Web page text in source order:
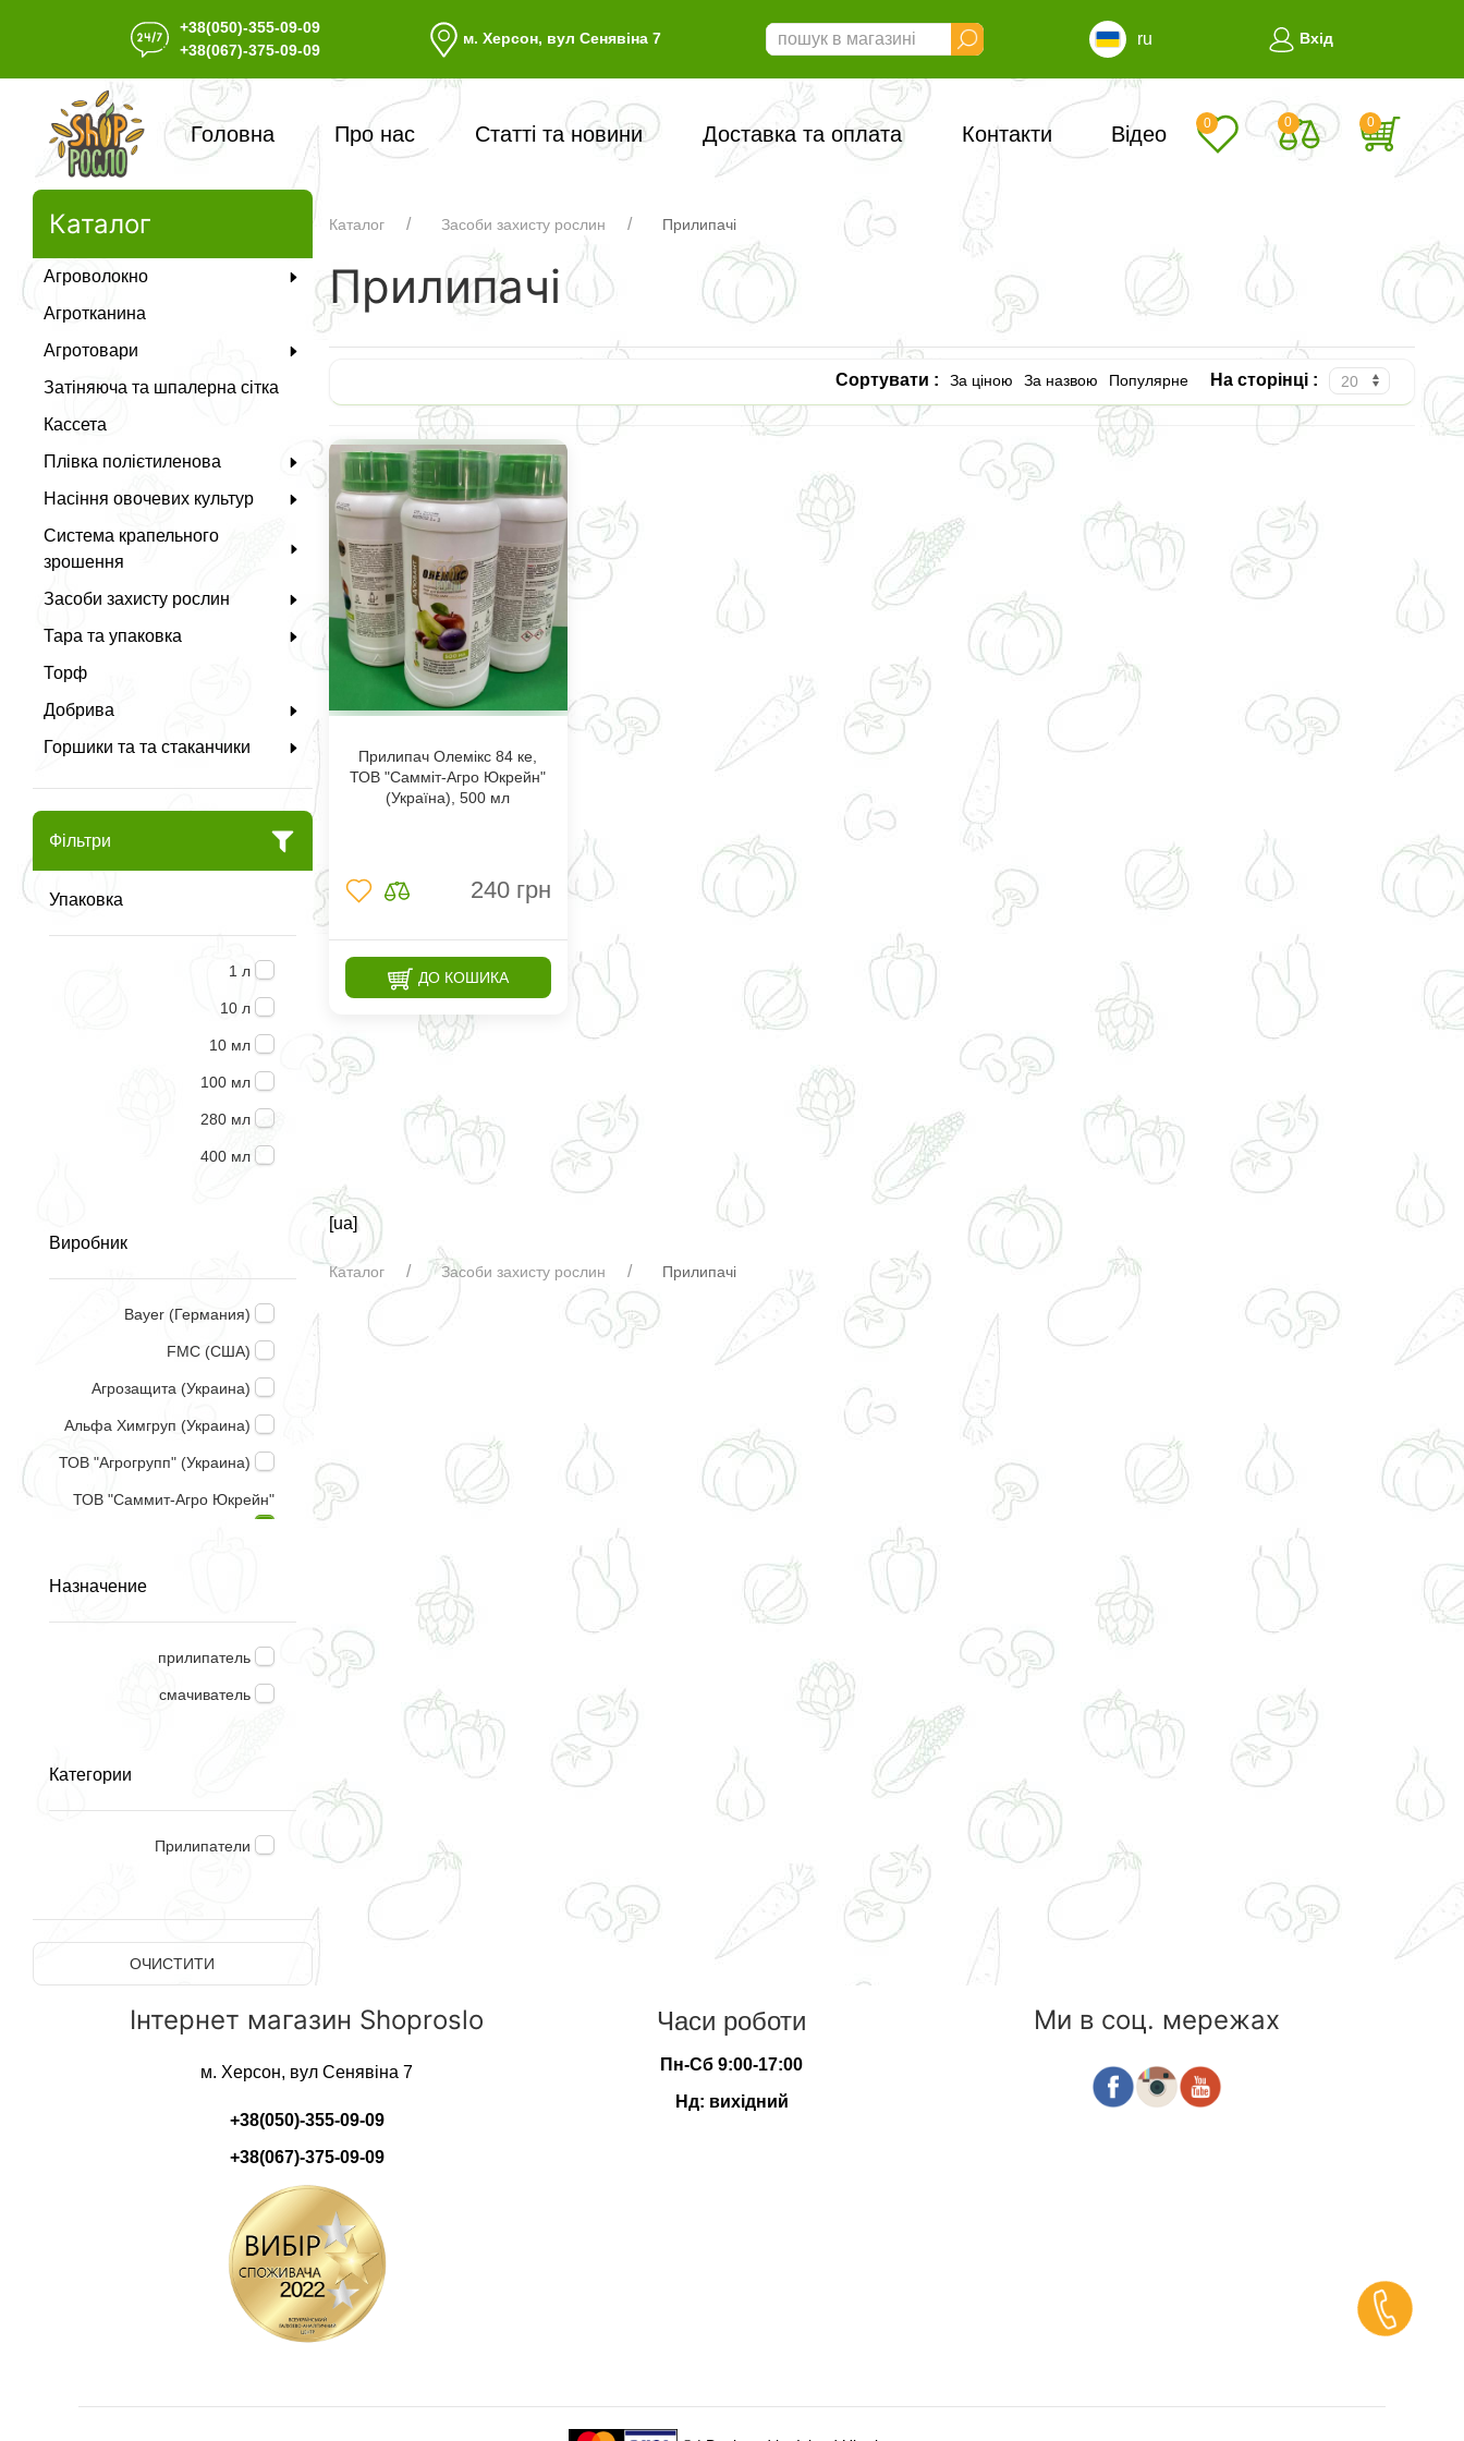
+38(050)-355-09-09
+38(067)-375-09-09
м. Херсон, вул Сенявіна 7 ru Вхід
Головна Про нас Статті та новини Доставка та оплата Контакти Відео 0 0 0
Каталог
Агроволокно
Агротканина
Агротовари
Затіняюча та шпалерна сітка
Кассета
Плівка полієтиленова
Насіння овочевих культур
Система крапельного
зрошення
Засоби захисту рослин
Тара та упаковка
Торф
Добрива
Горшики та та стаканчики
Фільтри
Упаковка
1 л
10 л
10 мл
100 мл
280 мл
400 мл
Виробник
Bayer (Германия)
FMC (США)
Агрозащита (Украина)
Альфа Химгруп (Украина)
ТОВ "Агрогрупп" (Украина)
ТОВ "Саммит-Агро Юкрейн"
Назначение
прилипатель
смачиватель
Категории
Прилипатели
ОЧИСТИТИ
Каталог Засоби захисту рослин Прилипачі
Прилипачі
Сортувати : За ціною За назвою Популярне На сторінці :
Прилипач Олемікс 84 ке,
ТОВ "Самміт-Агро Юкрейн"
(Україна), 500 мл
240 грн
ДО КОШИКА
[ua]
Каталог Засоби захисту рослин Прилипачі
Інтернет магазин Shoproslo
м. Херсон, вул Сенявіна 7
+38(050)-355-09-09
+38(067)-375-09-09
Часи роботи
Пн-Сб 9:00-17:00
Нд: вихідний
Ми в соц. мережах